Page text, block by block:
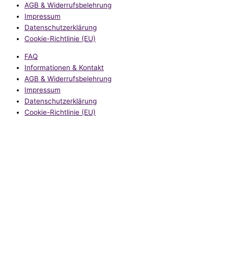
AGB & Widerrufsbelehrung
Impressum
Datenschutzerklärung
Cookie-Richtlinie (EU)
FAQ
Informationen & Kontakt
AGB & Widerrufsbelehrung
Impressum
Datenschutzerklärung
Cookie-Richtlinie (EU)